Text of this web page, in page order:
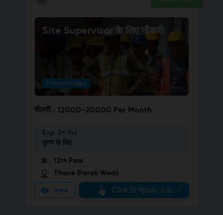
Site Supervisor के लिए नौकरी
7 months ago
सैलरी : 12000-20000 Per Month
Exp: 2+ Yrs
पुरुष के लिए
12th Pass
Thane (Parab Wadi)
View Click to Apply Job